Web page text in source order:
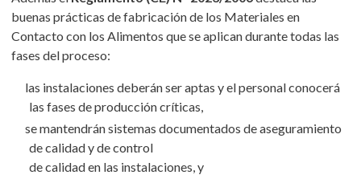
buenas prácticas de fabricación de los Materiales en
Contacto con los Alimentos que se aplican durante todas las
fases del proceso:
las instalaciones deberán ser aptas y el personal conocerá
las fases de producción críticas,
se mantendrán sistemas documentados de aseguramiento
de calidad y de control
de calidad en las instalaciones, y